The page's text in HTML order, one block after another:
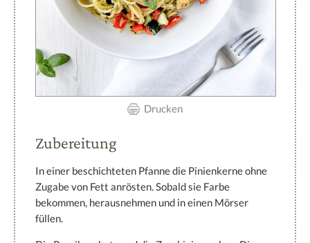
Drucken
Zubereitung
In einer beschichteten Pfanne die Pinienkerne ohne
Zugabe von Fett anrösten. Sobald sie Farbe
bekommen, herausnehmen und in einen Mörser
füllen.